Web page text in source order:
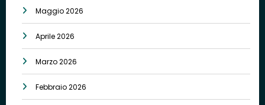
Maggio 2026
Aprile 2026
Marzo 2026
Febbraio 2026